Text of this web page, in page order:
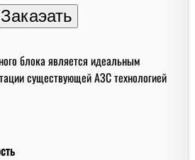
блока является идеальным
существующей АЗС технологией